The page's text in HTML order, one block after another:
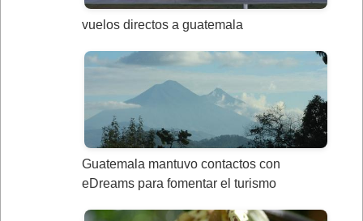
vuelos directos a guatemala
Guatemala mantuvo contactos con
eDreams para fomentar el turismo